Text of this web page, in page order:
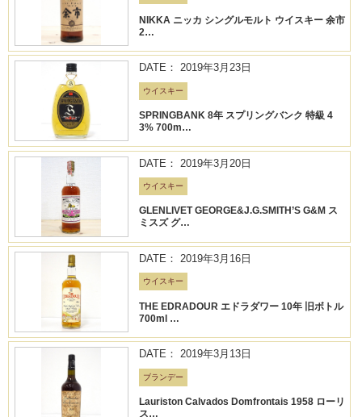
NIKKA ニッカ シングルモルト ウイスキー 余市
2…
DATE： 2019年3月23日
ウイスキー
SPRINGBANK 8年 スプリングバンク 特級 4
3% 700m…
DATE： 2019年3月20日
ウイスキー
GLENLIVET GEORGE&J.G.SMITH’S G&M ス
ミスズ グ…
DATE： 2019年3月16日
ウイスキー
THE EDRADOUR エドラダワー 10年 旧ボトル
700ml …
DATE： 2019年3月13日
ブランデー
Lauriston Calvados Domfrontais 1958 ローリ
ス…